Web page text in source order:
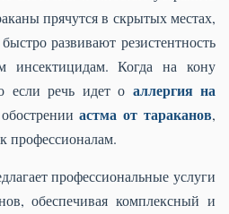
прячутся в скрытых местах,
развивают резистентность
инсектицидам. Когда на кону
если речь идет о аллергия на
астма от тараканов,
профессионалам.
профессиональные услуги
обеспечивая комплексный и